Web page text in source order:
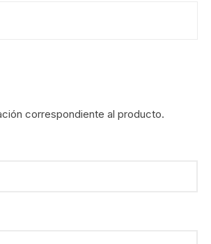
correspondiente al producto.